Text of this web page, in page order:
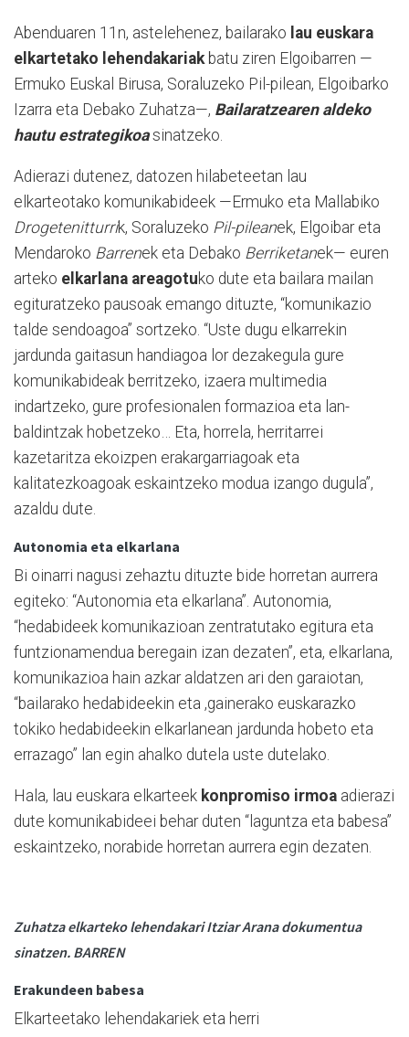
Abenduaren 11n, astelehenez, bailarako lau euskara
elkartetako lehendakariak batu ziren Elgoibarren —
Ermuko Euskal Birusa, Soraluzeko Pil-pilean, Elgoibarko
Izarra eta Debako Zuhatza—, Bailaratzearen aldeko
hautu estrategikoasinatzeko.
Adierazi dutenez, datozen hilabeteetan lau
elkarteotako komunikabideek —Ermuko eta Mallabiko
Drogetenitturrik, Soraluzeko Pil-pileanek, Elgoibar eta
Mendaroko Barrenek eta Debako Berriketanek— euren
arteko elkarlana areagotuko dute eta bailara mailan
egituratzeko pausoak emango dituzte, “komunikazio
talde sendoagoa” sortzeko. “Uste dugu elkarrekin
jardunda gaitasun handiagoa lor dezakegula gure
komunikabideak berritzeko, izaera multimedia
indartzeko, gure profesionalen formazioa eta lan-
baldintzak hobetzeko… Eta, horrela, herritarrei
kazetaritza ekoizpen erakargarriagoak eta
kalitatezkoagoak eskaintzeko modua izango dugula”,
azaldu dute.
Autonomia eta elkarlana
Bi oinarri nagusi zehaztu dituzte bide horretan aurrera
egiteko: “Autonomia eta elkarlana”. Autonomia,
“hedabideek komunikazioan zentratutako egitura eta
funtzionamendua beregain izan dezaten”, eta, elkarlana,
komunikazioa hain azkar aldatzen ari den garaiotan,
“bailarako hedabideekin eta ,gainerako euskarazko
tokiko hedabideekin elkarlanean jardunda hobeto eta
errazago” lan egin ahalko dutela uste dutelako.
Hala, lau euskara elkarteek konpromiso irmoa adierazi
dute komunikabideei behar duten “laguntza eta babesa”
eskaintzeko, norabide horretan aurrera egin dezaten.
Zuhatza elkarteko lehendakari Itziar Arana dokumentua
sinatzen. BARREN
Erakundeen babesa
Elkarteetako lehendakariek eta herri